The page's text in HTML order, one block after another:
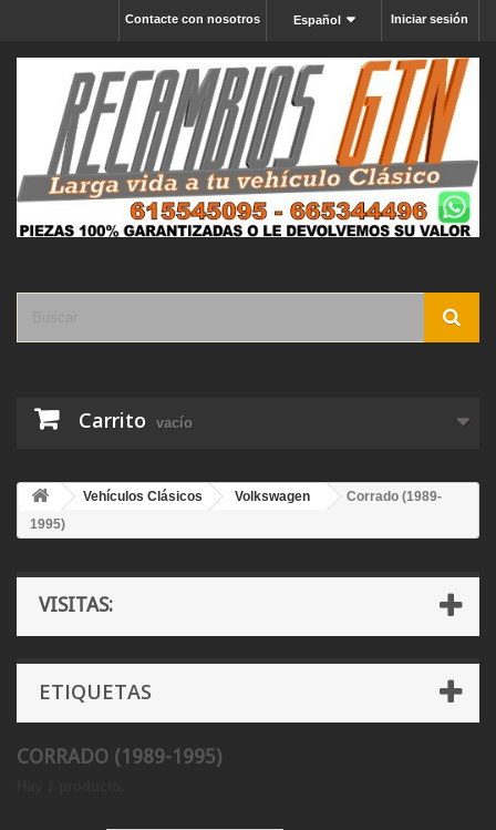
Iniciar sesión
Español
Contacte con nosotros
Carrito vacío
Vehículos Clásicos Volkswagen
Corrado (1989-
1995)
VISITAS:
ETIQUETAS
CORRADO (1989-1995)